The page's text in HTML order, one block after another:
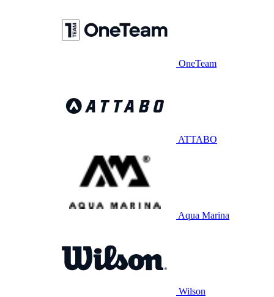
OneTeam
ATTABO
Aqua Marina
Wilson